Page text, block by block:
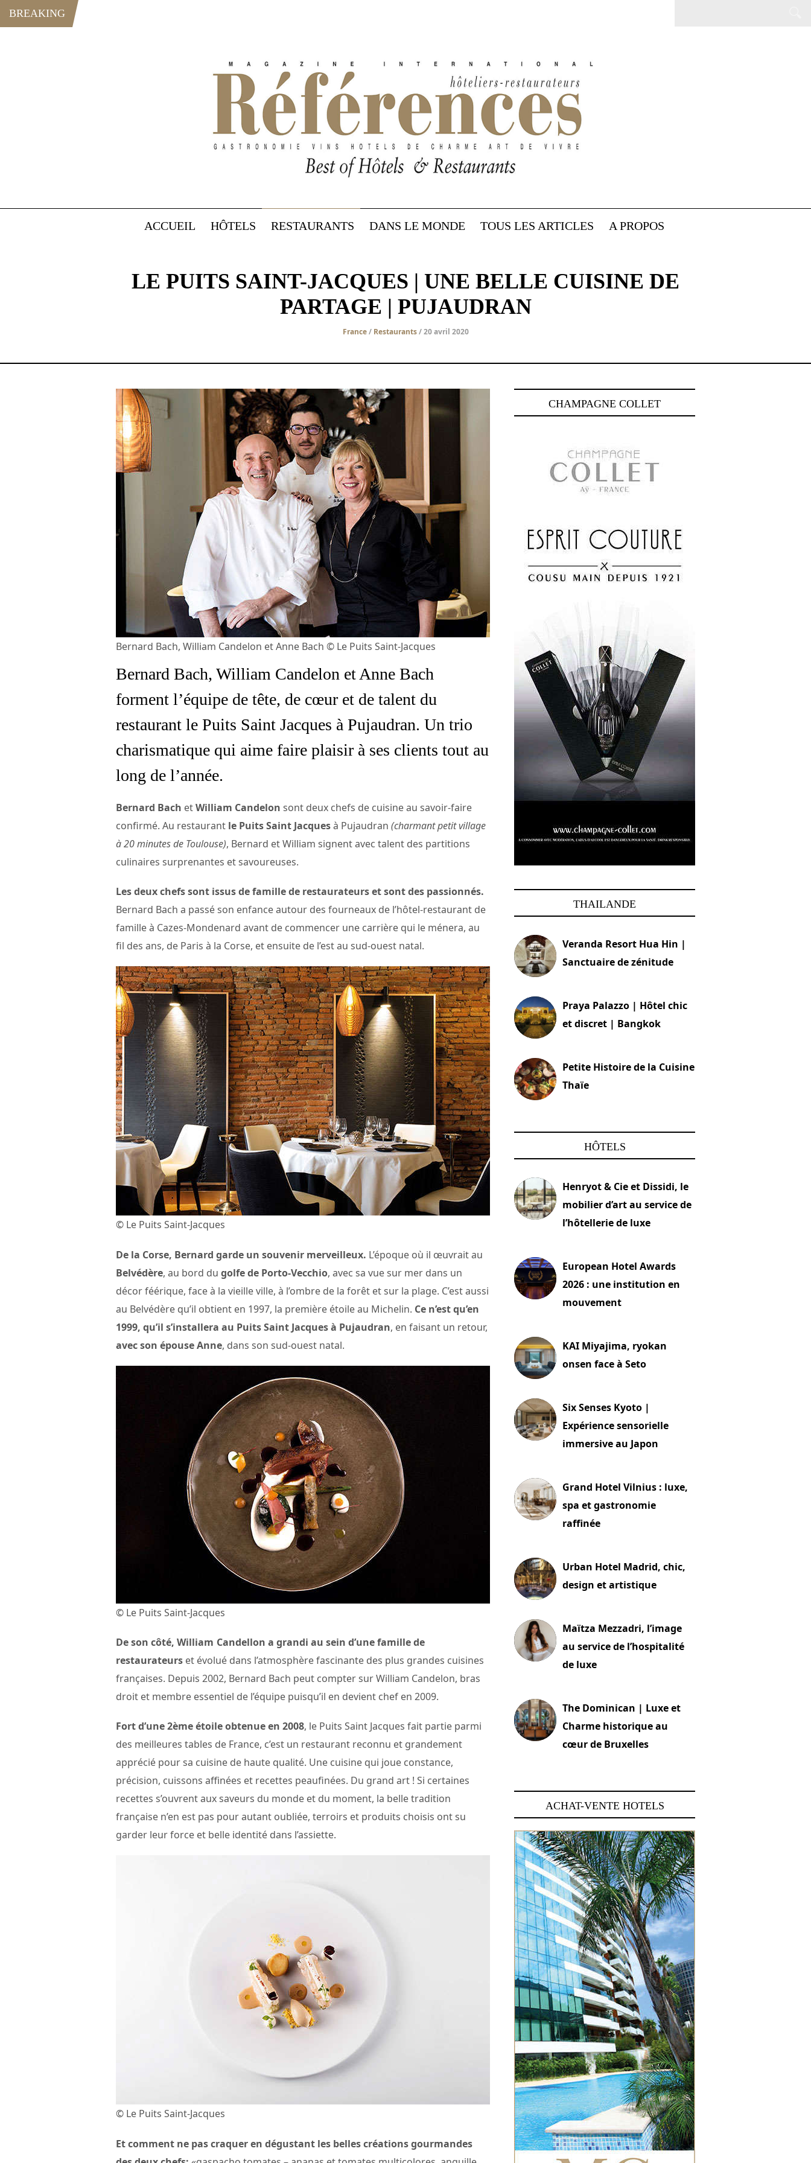
BREAKING
ACCUEIL HÔTELS RESTAURANTS DANS LE MONDE TOUS LES ARTICLES A PROPOS
LE PUITS SAINT-JACQUES | UNE BELLE CUISINE DE
PARTAGE | PUJAUDRAN
France/ Restaurants/ 20 avril 2020
Bernard Bach, William Candelon et Anne Bach © Le Puits Saint-Jacques
Bernard Bach, William Candelon et Anne Bach
forment l’équipe de tête, de cœur et de talent du
restaurant le Puits Saint Jacques à Pujaudran. Un trio
charismatique qui aime faire plaisir à ses clients tout au
long de l’année.
Bernard Bach etWilliam Candelon sont deux chefs de cuisine au savoir-faire
confirmé. Au restaurant le Puits Saint Jacquesà Pujaudran (charmant petit village
à 20 minutes de Toulouse), Bernard et William signent avec talent des partitions
culinaires surprenantes et savoureuses.
Les deux chefs sont issus de famille de restaurateurs et sont des passionnés.
Bernard Bach a passé son enfance autour des fourneaux de l’hôtel-restaurant de
famille à Cazes-Mondenard avant de commencer une carrière qui le ménera, au
fil des ans, de Paris à la Corse, et ensuite de l’est au sud-ouest natal.
© Le Puits Saint-Jacques
De la Corse, Bernard garde un souvenir merveilleux. L’époque où il œuvrait au
Belvédère, au bord du golfe de Porto-Vecchio, avec sa vue sur mer dans un
décor féérique, face à la vieille ville, à l’ombre de la forêt et sur la plage. C’est aussi
au Belvédère qu’il obtient en 1997, la première étoile au Michelin. Ce n’est qu’en
1999, qu’il s’installera au Puits Saint Jacques à Pujaudran, en faisant un retour,
avec son épouse Anne, dans son sud-ouest natal.
© Le Puits Saint-Jacques
De son côté, William Candellon a grandi au sein d’une famille de
restaurateurs et évolué dans l’atmosphère fascinante des plus grandes cuisines
françaises. Depuis 2002, Bernard Bach peut compter sur William Candelon, bras
droit et membre essentiel de l’équipe puisqu’il en devient chef en 2009.
Fort d’une 2ème étoile obtenue en 2008, le Puits Saint Jacques fait partie parmi
des meilleures tables de France, c’est un restaurant reconnu et grandement
apprécié pour sa cuisine de haute qualité. Une cuisine qui joue constance,
précision, cuissons affinées et recettes peaufinées. Du grand art ! Si certaines
recettes s’ouvrent aux saveurs du monde et du moment, la belle tradition
française n’en est pas pour autant oubliée, terroirs et produits choisis ont su
garder leur force et belle identité dans l’assiette.
© Le Puits Saint-Jacques
Et comment ne pas craquer en dégustant les belles créations gourmandes
CHAMPAGNE COLLET
THAILANDE
Veranda Resort Hua Hin |
Sanctuaire de zénitude
Praya Palazzo | Hôtel chic
et discret | Bangkok
Petite Histoire de la Cuisine
Thaïe
HÔTELS
Henryot & Cie et Dissidi, le
mobilier d’art au service de
l’hôtellerie de luxe
European Hotel Awards
2026 : une institution en
mouvement
KAI Miyajima, ryokan
onsen face à Seto
Six Senses Kyoto |
Expérience sensorielle
immersive au Japon
Grand Hotel Vilnius : luxe,
spa et gastronomie
raffinée
Urban Hotel Madrid, chic,
design et artistique
Maïtza Mezzadri, l’image
au service de l’hospitalité
de luxe
The Dominican | Luxe et
Charme historique au
cœur de Bruxelles
ACHAT-VENTE HOTELS